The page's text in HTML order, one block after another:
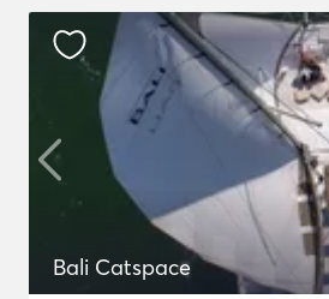
Bali Catspace